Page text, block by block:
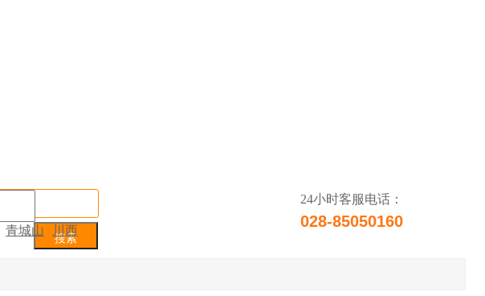
青城山
川西
24小时客服电话：
028-85050160